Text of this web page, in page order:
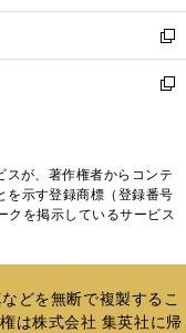
開
く
ウ
で
開
く
ン
ド
ウ
で
ウ
ィ
ン
ド
く
新
し
い
ド
ウ
で
新
ィ
ン
開
く
が、著作権者からコンテ
を示す登録商標（登録番号
を掲示しているサービス
どを無断で複製するこ
は株式会社 集英社に帰